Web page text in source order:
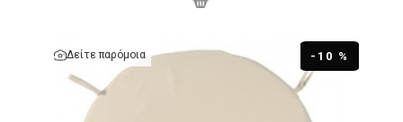
-10 %
Δείτε παρόμοια